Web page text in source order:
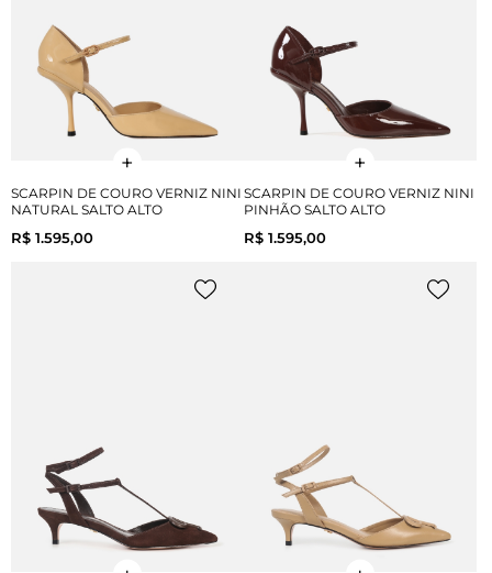
SCARPIN DE COURO VERNIZ NINI
NATURAL SALTO ALTO
R$ 1.595,00
SCARPIN DE COURO VERNIZ NINI
PINHÃO SALTO ALTO
R$ 1.595,00